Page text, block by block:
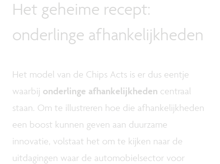
Het geheime recept:
onderlinge afhankelijkheden
Het model van de Chips Acts is er dus eentje
waarbij onderlinge afhankelijkheden centraal
staan. Om te illustreren hoe die afhankelijkheden
een boost kunnen geven aan duurzame
innovatie, volstaat het om te kijken naar de
uitdagingen waar de automobielsector voor